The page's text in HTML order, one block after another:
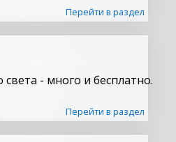
Перейти в раздел
- много и бесплатно.
Перейти в раздел